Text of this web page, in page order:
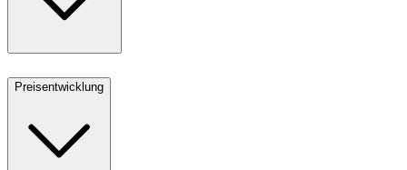
Preisentwicklung